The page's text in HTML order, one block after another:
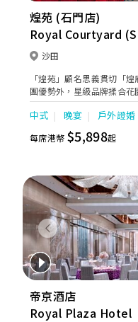
煌苑 (石門店)
Royal Courtyard
沙田
「煌苑」顧名思義貫切「
團優勢外，星級品牌揉合
括戶外25,000呎空中證婚
驗。宴會廳樓高16呎，閃
巨型LED高清大電視及高科
中式 晚宴 戶外證婚
每席港幣 $5,898起
Previous
帝京酒店
Royal Plaza Hotel